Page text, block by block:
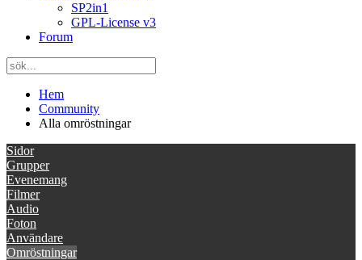
SP2in1
GPL-License v3
Forum
Hem
Community
Alla omröstningar
Sidor
Grupper
Evenemang
Filmer
Audio
Foton
Användare
Omröstningar